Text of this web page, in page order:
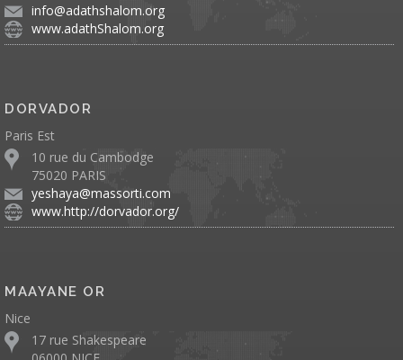
info@adathshalom.org
www.adathShalom.org
DORVADOR
Paris Est
10 rue du Cambodge
75020 PARIS
yeshaya@massorti.com
www.http://dorvador.org/
MAAYANE OR
Nice
17 rue Shakespeare